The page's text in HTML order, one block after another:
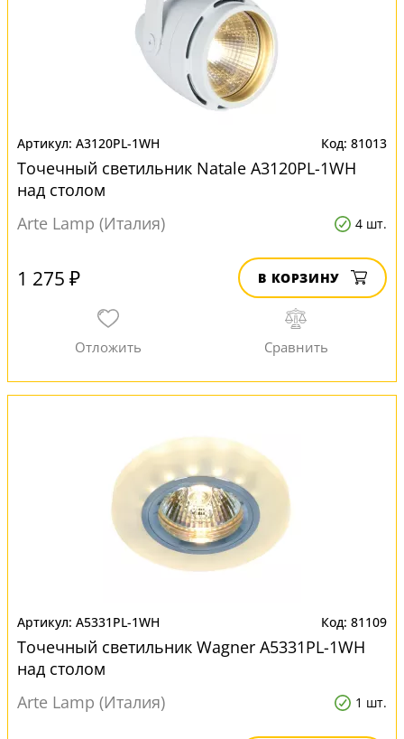
A3120PL-1WH 81013
Точечный светильник Natale A3120PL-1WH
над столом
Arte Lamp (Италия)
4 шт.
1 275 ₽ В КОРЗИНУ
A5331PL-1WH 81109
Точечный светильник Wagner A5331PL-1WH
над столом
Arte Lamp (Италия)
1 шт.